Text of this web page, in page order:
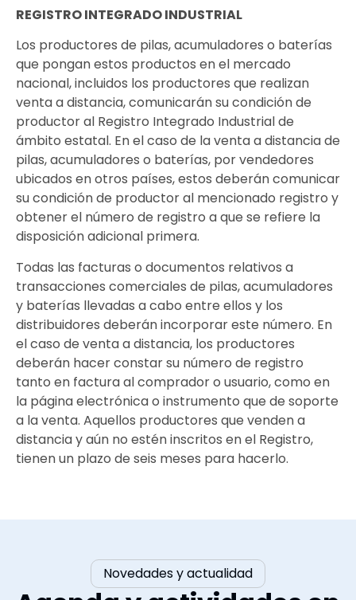
REGISTRO INTEGRADO INDUSTRIAL
Los productores de pilas, acumuladores o baterías
que pongan estos productos en el mercado
nacional, incluidos los productores que realizan
venta a distancia, comunicarán su condición de
productor al Registro Integrado Industrial de
ámbito estatal. En el caso de la venta a distancia de
pilas, acumuladores o baterías, por vendedores
ubicados en otros países, estos deberán comunicar
su condición de productor al mencionado registro y
obtener el número de registro a que se refiere la
disposición adicional primera.
Todas las facturas o documentos relativos a
transacciones comerciales de pilas, acumuladores
y baterías llevadas a cabo entre ellos y los
distribuidores deberán incorporar este número. En
el caso de venta a distancia, los productores
deberán hacer constar su número de registro
tanto en factura al comprador o usuario, como en
la página electrónica o instrumento que de soporte
a la venta. Aquellos productores que venden a
distancia y aún no estén inscritos en el Registro,
tienen un plazo de seis meses para hacerlo.
Novedades y actualidad